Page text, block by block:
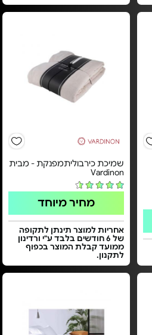
שמיכת כירבוליתמפנקת - מבית
Vardinon
מחיר מיוחד
אחריות למוצר תינתן לתקופה
של 6 חודשים בלבד ע"י ורדינון
ממועד קבלת המוצר בכפוף
לתקנון.